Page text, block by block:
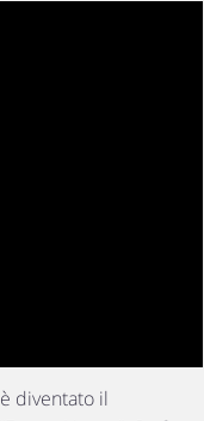
diventato il